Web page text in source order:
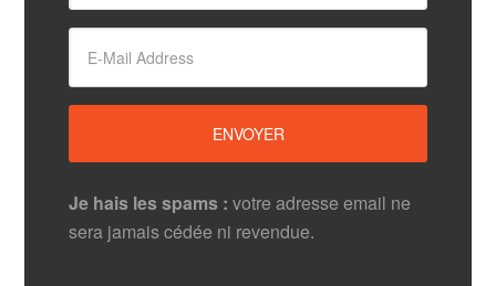
Je hais les spams : votre adresse email ne
sera jamais cédée ni revendue.